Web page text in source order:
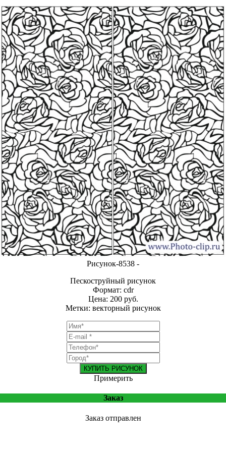
Рисунок-8538 -
Пескоструйный рисунок
Формат: cdr
Цена: 200 руб.
Метки: векторный рисунок
КУПИТЬ РИСУНОК
Примерить
Заказ
Заказ отправлен